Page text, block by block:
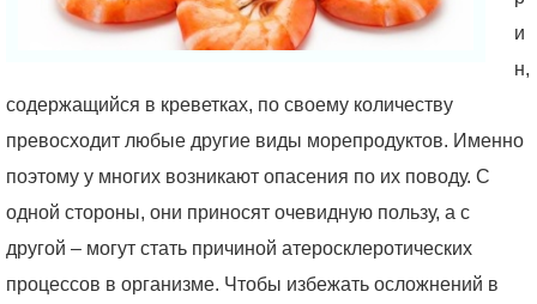
и
н,
содержащийся в креветках, по своему количеству
превосходит любые другие виды морепродуктов. Именно
поэтому у многих возникают опасения по их поводу. С
одной стороны, они приносят очевидную пользу, а с
другой – могут стать причиной атеросклеротических
процессов в организме. Чтобы избежать осложнений в